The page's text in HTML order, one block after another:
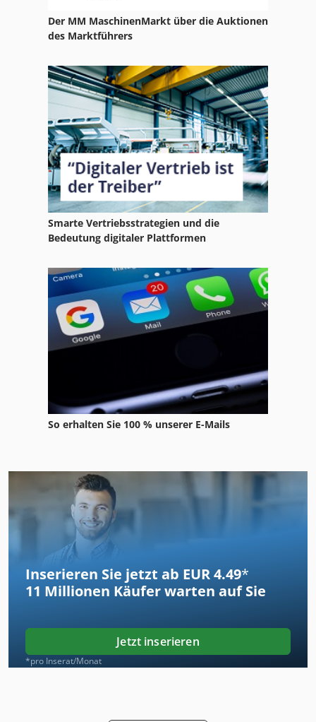
Der MM MaschinenMarkt über die Auktionen
des Marktführers
Smarte Vertriebsstrategien und die
Bedeutung digitaler Plattformen
So erhalten Sie 100 % unserer E-Mails
Inserieren Sie jetzt ab EUR 4.49*
11 Millionen Käufer warten auf Sie
Jetzt inserieren
*pro Inserat/Monat